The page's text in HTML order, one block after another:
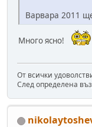
Варвара 2011
Много ясно!
От всички
След определена